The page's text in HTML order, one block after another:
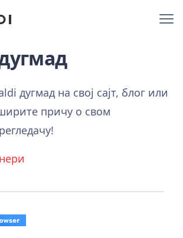
дугмад на свој сајт, блог или
причу о свом